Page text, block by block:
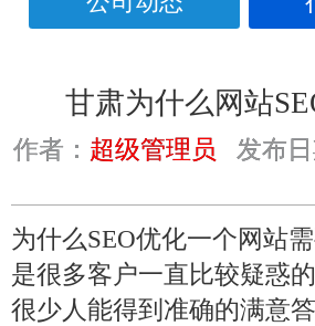
甘肃为什么网站
作者： 超级管理员 发布日
为什么SEO优化一个网站
是很多客户一直比较疑惑
很少人能得到准确的满意答